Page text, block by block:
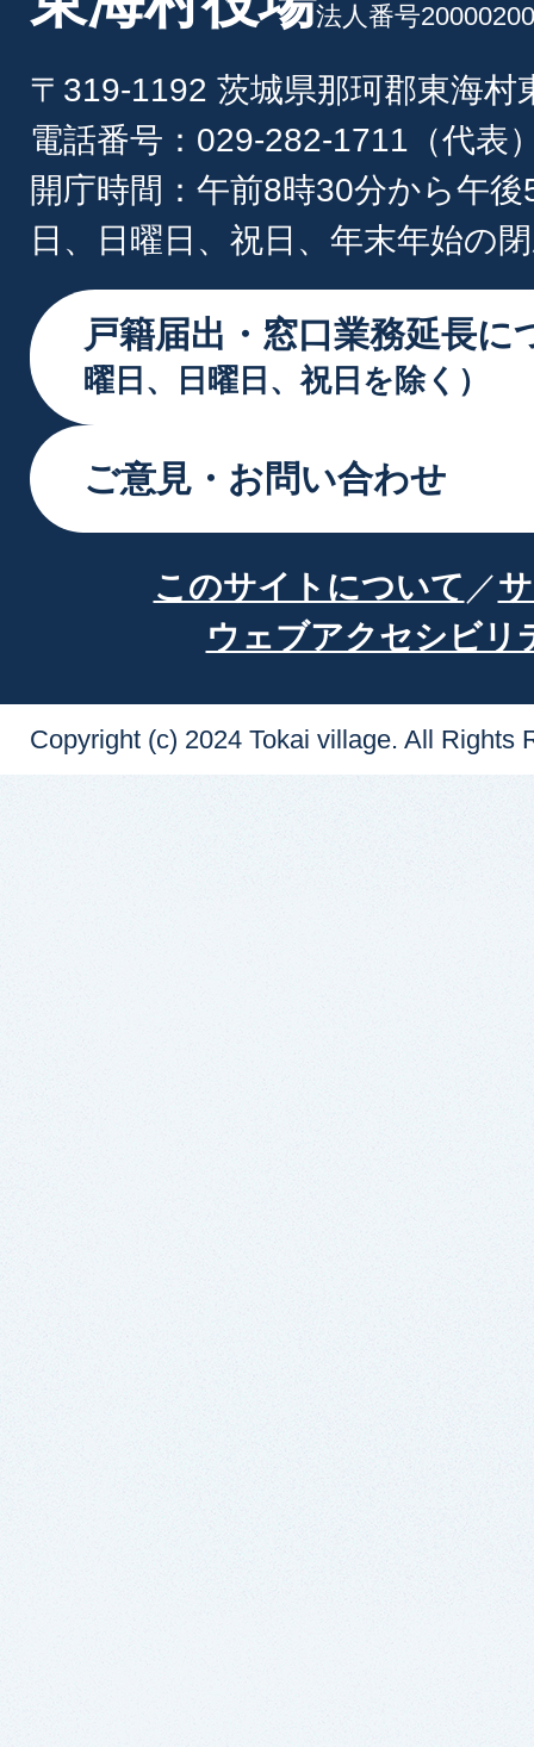
法人番号
〒319-1192 茨城県那珂郡東海村
電話番号：029-282-1711（代表
開庁時間：午前8時30分から午
日、日曜日、祝日、年末年始の
戸籍届出・窓口業務延長に
曜日、日曜日、祝日を除く）
ご意見・お問い合わせ
このサイトについて
ウェブアクセシビリ
Copyright (c) 2024 Tokai village. All Rights